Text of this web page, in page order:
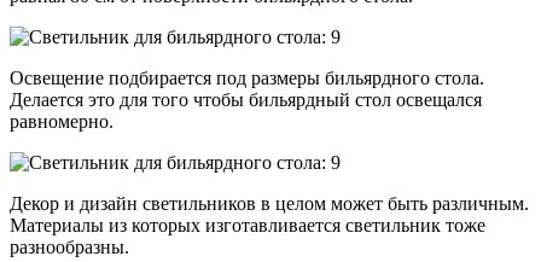
Освещение подбирается под размеры бильярдного стола.
Делается это для того чтобы бильярдный стол освещался
равномерно.
Декор и дизайн светильников в целом может быть различным.
Материалы из которых изготавливается светильник тоже
разнообразны.